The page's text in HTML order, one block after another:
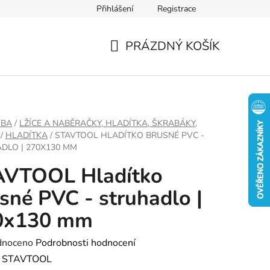
Přihlášení Registrace
PRÁZDNÝ KOŠÍK
/ LŽÍCE A NABĚRAČKY, HLADÍTKA, ŠKRABÁKY,
/ HLADÍTKA / STAVTOOL HLADÍTKO BRUSNÉ PVC -
| 270X130 MM
Hladítko
PVC - struhadlo |
mm
Podrobnosti hodnocení
STAVTOOL